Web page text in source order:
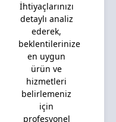
İhtiyaçlarınızı
detaylı analiz
ederek,
beklentilerinize
en uygun
ürün ve
hizmetleri
belirlemeniz
için
profesyonel